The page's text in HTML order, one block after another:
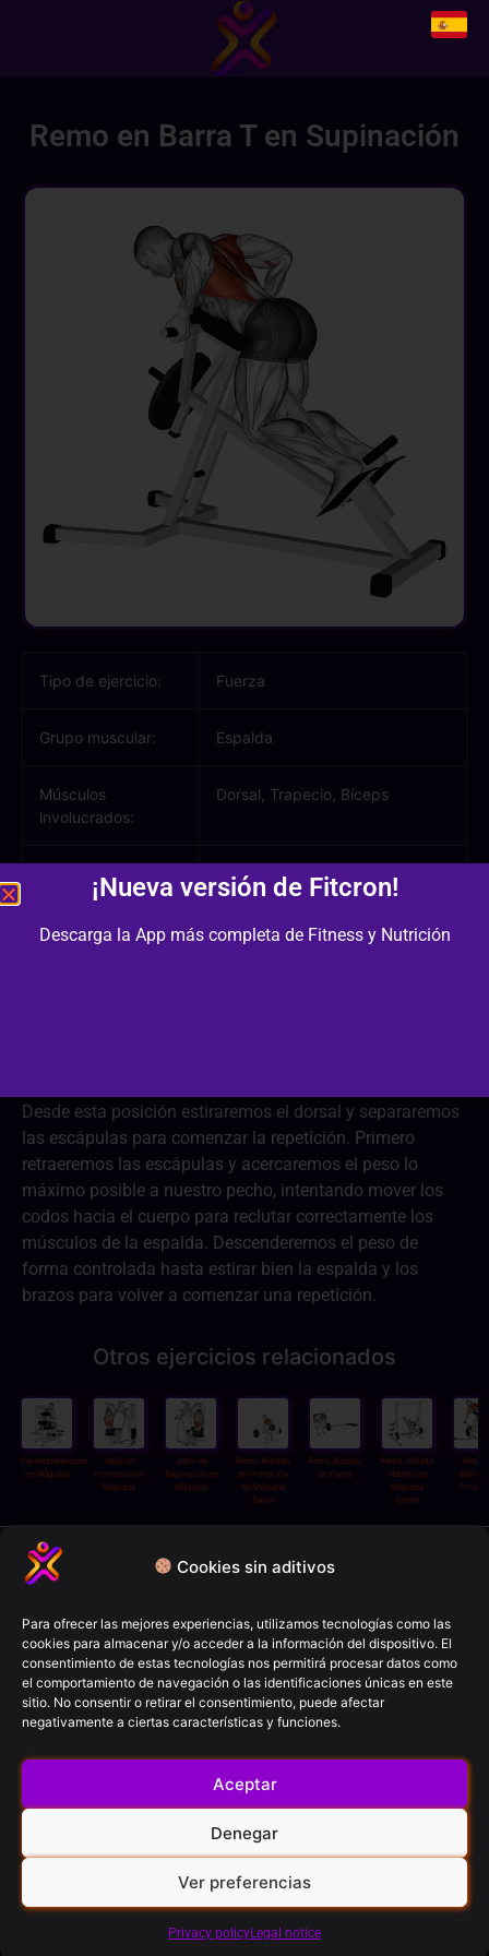
Cookies sin aditivos
Para ofrecer las mejores experiencias, utilizamos tecnologías como las
cookies para almacenar y/o acceder a la información del dispositivo. El
consentimiento de estas tecnologías nos permitirá procesar datos como
el comportamiento de navegación o las identificaciones únicas en este
sitio. No consentir o retirar el consentimiento, puede afectar
negativamente a ciertas características y funciones.
Aceptar
Denegar
Ver preferencias
Privacy policyLegal notice
Remo en Barra T en Supinación
Tipo de ejercicio: Fuerza
Grupo muscular: Espalda
Músculos
involucrados:
Dorsal, Trapecio, Bíceps
Equipamiento /
Material:
Máquina
Desde esta posición estiraremos el dorsal y separaremos
las escápulas para comenzar la repetición. Primero
retraeremos las escápulas y acercaremos el peso lo
máximo posible a nuestro pecho, intentando mover los
codos hacia el cuerpo para reclutar correctamente los
músculos de la espalda. Descenderemos el peso de
forma controlada hasta estirar bien la espalda y los
brazos para volver a comenzar una repetición.
Otros ejercicios relacionados
Hiperextensiones
en Máquina
Jalón en
Pronación en
Máquina
Jalón en
Supinación en
Máquina
Remo Aislado
en Pronación
en Máquina
Smith
Remo Aislado
en Punta
Remo Aislado
Neutro en
Máquina
Smith
Remo
Barra T
Política de cookies
Aviso Legal
FitCron (2026)
Contacto
RRSS
¡Nueva versión de Fitcron!
Descarga la App más completa de Fitness y Nutrición